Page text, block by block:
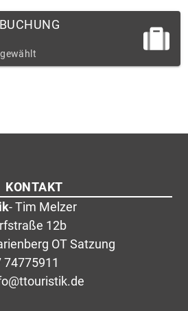
KONTAKT
- Tim Melzer
12b
OT Satzung
74775911